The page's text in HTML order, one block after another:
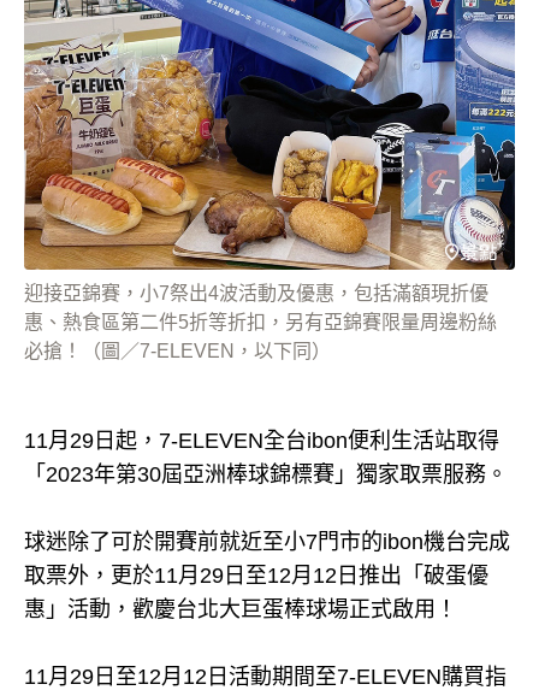
迎接亞錦賽，小7祭出4波活動及優惠，包括滿額現折優
惠、熱食區第二件5折等折扣，另有亞錦賽限量周邊粉絲
必搶！（圖／7-ELEVEN，以下同）
11月29日起，7-ELEVEN全台ibon便利生活站取得
「2023年第30屆亞洲棒球錦標賽」獨家取票服務。
球迷除了可於開賽前就近至小7門市的ibon機台完成
取票外，更於11月29日至12月12日推出「破蛋優
惠」活動，歡慶台北大巨蛋棒球場正式啟用！
11月29日至12月12日活動期間至7-ELEVEN購買指